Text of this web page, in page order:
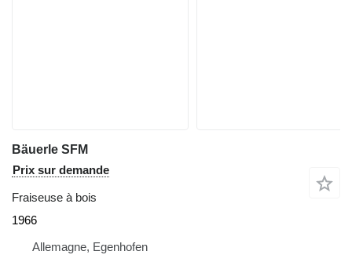
Bäuerle SFM
Prix sur demande
Fraiseuse à bois
1966
Allemagne, Egenhofen